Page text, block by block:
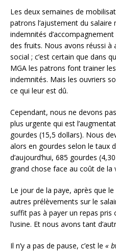
Les deux semaines de
patrons l’ajustement du
indemnités
des fruits. Nous avons réussi à
social ; c’est certain que dans
MGA les patrons font trainer
indemnités. Mais les ouvriers
ce qui leur est dû.
Cependant, nous ne devons
plus urgente qui est
gourdes (15,5 dollars). Nous
alors en gourdes selon le taux
d’aujourd’hui, 685 gourdes
grand chose face au coût de la
Le jour de la paye, après que
autres prélèvements sur le
suffit pas à payer un repas pris
l’usine. Et nous avons tant
Il n’y a pas de pause, c’est le «